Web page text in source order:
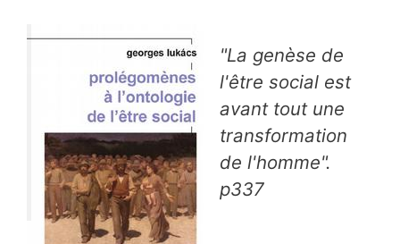
"La genèse de
l'être social est
avant tout une
transformation
de l'homme".
p337